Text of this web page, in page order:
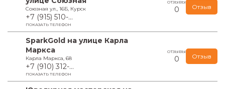
Союзная ул., 16Б, Курск
+7 (915) 510-...
ПОКАЗАТЬ ТЕЛЕФОН
ОТЗЫВЫ
0 Отзыв
SparkGold на улице Карла
Маркса
Карла Маркса, 68
+7 (910) 312-...
ПОКАЗАТЬ ТЕЛЕФОН
ОТЗЫВЫ
0 Отзыв